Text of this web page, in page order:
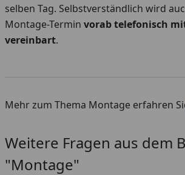
selben Tag. Selbstverständlich wird
Montage-Termin vorab telefonisch
vereinbart.
Mehr zum Thema Montage erfahren
Weitere Fragen aus dem
"Montage"